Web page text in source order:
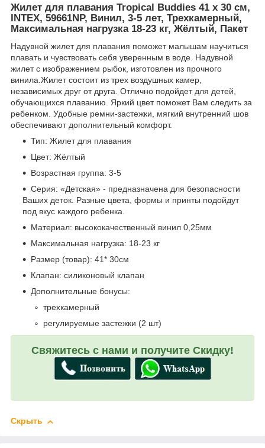
Жилет для плавания Tropical Buddies 41 x 30 см,
INTEX, 59661NP, Винил, 3-5 лет, Трехкамерный,
Максимальная нагрузка 18-23 кг, Жёлтый, Пакет
Надувной жилет для плавания поможет малышам научиться
плавать и чувствовать себя уверенным в воде. Надувной
жилет с изображением рыбок, изготовлен из прочного
винила.Жилет состоит из трех воздушных камер,
независимых друг от друга. Отлично подойдет для детей,
обучающихся плаванию. Яркий цвет поможет Вам следить за
ребенком. Удобные ремни-застежки, мягкий внутренний шов
обеспечивают дополнительный комфорт.
Тип: Жилет для плавания
Цвет: Жёлтый
Возрастная группа: 3-5
Серия: «Детская» - предназначена для безопасности
Ваших деток. Разные цвета, формы и принты подойдут
под вкус каждого ребенка.
Материал: высококачественный винил 0,25мм
Максимальная нагрузка: 18-23 кг
Размер (товар): 41* 30см
Клапан: силиконовый клапан
Дополнительные бонусы:
трехкамерный
регулируемые застежки (2 шт)
Свяжитесь с нами и получите Скидку!
Скрыть